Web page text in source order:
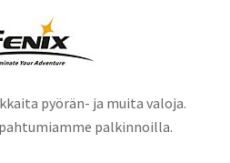
pyörän- ja muita valoja.
palkinnoilla.